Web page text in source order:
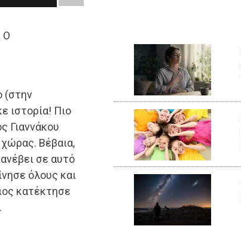
Ο
(στην
ιστορία! Πιο
Γιαννάκου
Βέβαια,
σε αυτό
όλους και
κατέκτησε